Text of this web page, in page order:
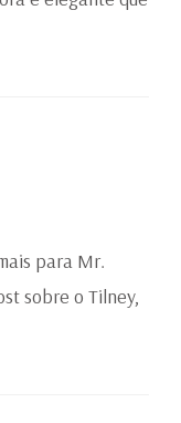
para Mr.
sobre o Tilney,